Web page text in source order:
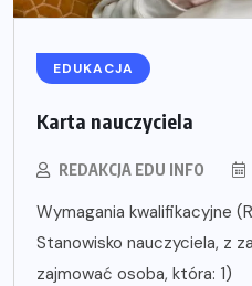
EDUKACJA
Karta nauczyciela
REDAKCJA EDU INFO
Wymagania kwalifikacyjne
Stanowisko nauczyciela, z
zajmować osoba, która: 1)